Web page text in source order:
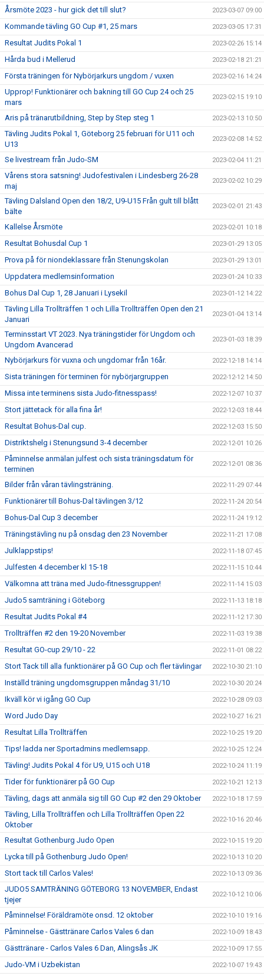
Årsmöte 2023 - hur gick det till slut? 2023-03-07 09:00
Kommande tävling GO Cup #1, 25 mars 2023-03-05 17:31
Resultat Judits Pokal 1 2023-02-26 15:14
Hårda bud i Mellerud 2023-02-18 21:21
Första träningen för Nybörjarkurs ungdom / vuxen 2023-02-16 14:24
Upprop! Funktionärer och bakning till GO Cup 24 och 25
mars
2023-02-15 19:10
Aris på tränarutbildning, Step by Step steg 1 2023-02-13 10:50
Tävling Judits Pokal 1, Göteborg 25 februari för U11 och
U13
2023-02-08 14:52
Se livestream från Judo-SM 2023-02-04 11:21
Vårens stora satsning! Judofestivalen i Lindesberg 26-28
maj
2023-02-02 10:29
Tävling Dalsland Open den 18/2, U9-U15 Från gult till blått
bälte
2023-02-01 21:43
Kallelse Årsmöte 2023-02-01 10:18
Resultat Bohusdal Cup 1 2023-01-29 13:05
Prova på för niondeklassare från Stenungskolan 2023-01-29 13:01
Uppdatera medlemsinformation 2023-01-24 10:33
Bohus Dal Cup 1, 28 Januari i Lysekil 2023-01-12 14:22
Tävling Lilla Trollträffen 1 och Lilla Trollträffen Open den 21
Januari
2023-01-04 13:14
Terminsstart VT 2023. Nya träningstider för Ungdom och
Ungdom Avancerad
2023-01-03 18:39
Nybörjarkurs för vuxna och ungdomar från 16år. 2022-12-18 14:14
Sista träningen för terminen för nybörjargruppen 2022-12-12 14:50
Missa inte terminens sista Judo-fitnesspass! 2022-12-07 10:37
Stort jättetack för alla fina år! 2022-12-03 18:44
Resultat Bohus-Dal cup. 2022-12-03 15:50
Distriktshelg i Stenungsund 3-4 december 2022-12-01 10:26
Påminnelse anmälan julfest och sista träningsdatum för
terminen
2022-12-01 08:36
Bilder från våran tävlingsträning. 2022-11-29 07:44
Funktionärer till Bohus-Dal tävlingen 3/12 2022-11-24 20:54
Bohus-Dal Cup 3 december 2022-11-24 19:12
Träningstävling nu på onsdag den 23 November 2022-11-21 17:08
Julklappstips! 2022-11-18 07:45
Julfesten 4 december kl 15-18 2022-11-15 10:44
Välkomna att träna med Judo-fitnessgruppen! 2022-11-14 15:03
Judo5 samträning i Göteborg 2022-11-13 18:18
Resultat Judits Pokal #4 2022-11-12 17:30
Trollträffen #2 den 19-20 November 2022-11-03 19:38
Resultat GO-cup 29/10 - 22 2022-11-01 08:22
Stort Tack till alla funktionärer på GO Cup och fler tävlingar 2022-10-30 21:10
Inställd träning ungdomsgruppen måndag 31/10 2022-10-30 20:24
Ikväll kör vi igång GO Cup 2022-10-28 09:03
Word Judo Day 2022-10-27 16:21
Resultat Lilla Trollträffen 2022-10-25 19:20
Tips! ladda ner Sportadmins medlemsapp. 2022-10-25 12:24
Tävling! Judits Pokal 4 för U9, U15 och U18 2022-10-24 11:19
Tider för funktionärer på GO Cup 2022-10-21 12:13
Tävling, dags att anmäla sig till GO Cup #2 den 29 Oktober 2022-10-18 17:59
Tävling, Lilla Trollträffen och Lilla Trollträffen Open 22
Oktober
2022-10-16 20:46
Resultat Gothenburg Judo Open 2022-10-15 19:20
Lycka till på Gothenburg Judo Open! 2022-10-13 10:20
Stort tack till Carlos Vales! 2022-10-13 09:36
JUDO5 SAMTRÄNING GÖTEBORG 13 NOVEMBER, Endast
tjejer
2022-10-12 10:06
Påminnelse! Föräldramöte onsd. 12 oktober 2022-10-10 19:16
Påminnelse - Gästtränare Carlos Vales 6 dan 2022-10-09 18:43
Gästtränare - Carlos Vales 6 Dan, Alingsås JK 2022-10-09 17:55
Judo-VM i Uzbekistan 2022-10-07 19:43